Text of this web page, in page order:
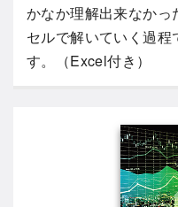
かなか理解出来なかっ
セルで解いていく過程
す。（Excel付き）